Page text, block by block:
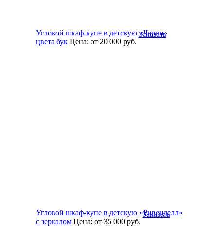
Угловой шкаф-купе в детскую «Чарли»
цвета бук Цена: от 20 000руб.
Заказать
Угловой шкаф-купе в детскую «Ривенделл»
с зеркалом Цена: от 35 000руб.
Заказать